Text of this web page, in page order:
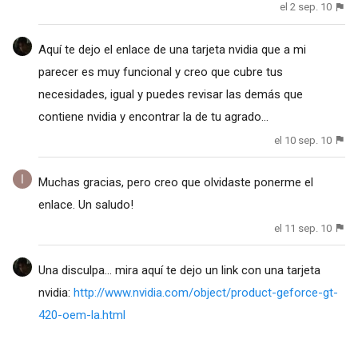
el 2 sep. 10
Aquí te dejo el enlace de una tarjeta nvidia que a mi
parecer es muy funcional y creo que cubre tus
necesidades, igual y puedes revisar las demás que
contiene nvidia y encontrar la de tu agrado...
el 10 sep. 10
Muchas gracias, pero creo que olvidaste ponerme el
enlace. Un saludo!
el 11 sep. 10
Una disculpa... mira aquí te dejo un link con una tarjeta
nvidia: http://www.nvidia.com/object/product-geforce-gt-
420-oem-la.html